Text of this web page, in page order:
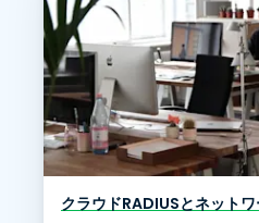
クラウドRADIUSとネット